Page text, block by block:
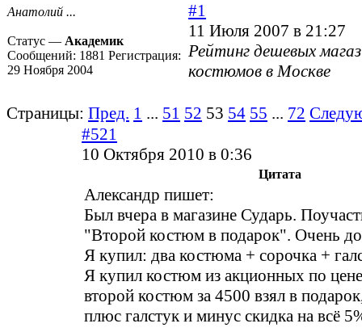
Анатолий ...
Статус — Академик
Сообщений: 1881 Регистрация:
29 Ноября 2004
#1
11 Июля 2007 в 21:27
Рейтинг дешевых
костюмов в Москве
Страницы: Пред. 1 ... 51 52 53 54 55 ... 72
#521
10 Октября 2010 в 0:36
Цитата
Александр пишет:
Был вчера в магазине Сударь.
"Второй костюм в подарок". Очень
Я купил: два костюма + сорочка +
Я купил костюм из акционных по
второй костюм за 4500 взял в
плюс галстук и минус скидка на всё